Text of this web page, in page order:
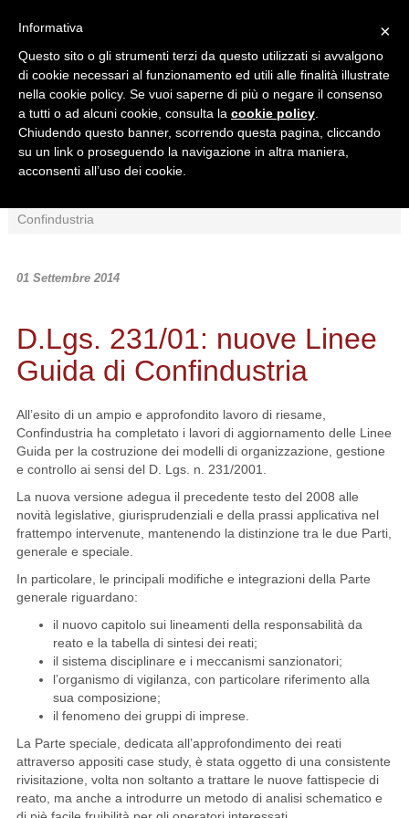
Ricerca in:
Sezione corrente
Tutto il sito
Confindustria
01 Settembre 2014
D.Lgs. 231/01: nuove Linee
Guida di Confindustria
All’esito di un ampio e approfondito lavoro di riesame,
Confindustria ha completato i lavori di aggiornamento delle Linee
Guida per la costruzione dei modelli di organizzazione, gestione
e controllo ai sensi del D. Lgs. n. 231/2001.
La nuova versione adegua il precedente testo del 2008 alle
novità legislative, giurisprudenziali e della prassi applicativa nel
frattempo intervenute, mantenendo la distinzione tra le due Parti,
generale e speciale.
In particolare, le principali modifiche e integrazioni della Parte
generale riguardano:
il nuovo capitolo sui lineamenti della responsabilità da
reato e la tabella di sintesi dei reati;
il sistema disciplinare e i meccanismi sanzionatori;
l’organismo di vigilanza, con particolare riferimento alla
sua composizione;
il fenomeno dei gruppi di imprese.
La Parte speciale, dedicata all’approfondimento dei reati
attraverso appositi case study, è stata oggetto di una consistente
rivisitazione, volta non soltanto a trattare le nuove fattispecie di
reato, ma anche a introdurre un metodo di analisi schematico e
×
Informativa
Questo sito o gli strumenti terzi da questo utilizzati si avvalgono
di cookie necessari al funzionamento ed utili alle finalità illustrate
nella cookie policy. Se vuoi saperne di più o negare il consenso
a tutti o ad alcuni cookie, consulta la cookie policy
Chiudendo questo banner, scorrendo questa pagina, cliccando
su un link o proseguendo la navigazione in altra maniera,
acconsenti all’uso dei cookie.